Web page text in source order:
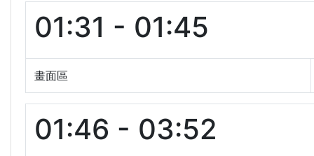
01:31 - 01:45
畫面區
01:46 - 03:52